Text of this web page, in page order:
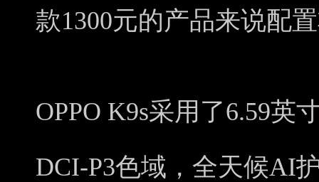
款1300元的产品来说配
OPPO K9s采用了6.59英
DCI-P3色域，全天候AI